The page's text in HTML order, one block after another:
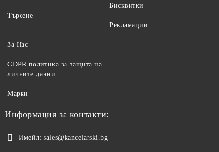
Търсене
Бисквитки
Рекламации
За Нас
GDPR политика за защита на
личните данни
Марки
Информация за контакти:
Имейл: sales@kancelarski.bg